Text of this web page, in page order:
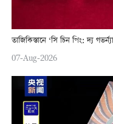
তাজিকিস্তানে ‘সি চিন পিং: দ্য
07-Aug-2026